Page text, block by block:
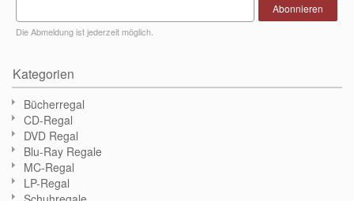
Die Abmeldung ist jederzeit möglich.
Abonnieren
Kategorien
Bücherregal
CD-Regal
DVD Regal
Blu-Ray Regale
MC-Regal
LP-Regal